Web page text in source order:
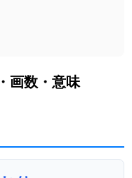
画数・意味